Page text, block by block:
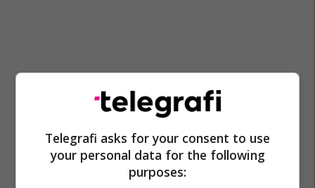
Telegrafi asks for your consent to use
your personal data for the following
purposes: